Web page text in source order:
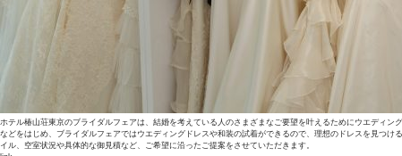
ホテル椿山荘東京のブライダルフェアは、結婚を考えている人のさまざまなご要望を叶えるためにウエディン
などをはじめ、ブライダルフェアではウエディングドレスや和装の試着ができるので、理想のドレスを見つけ
イル、空室状況や具体的な御見積など、ご希望に沿ったご提案をさせていただきます。